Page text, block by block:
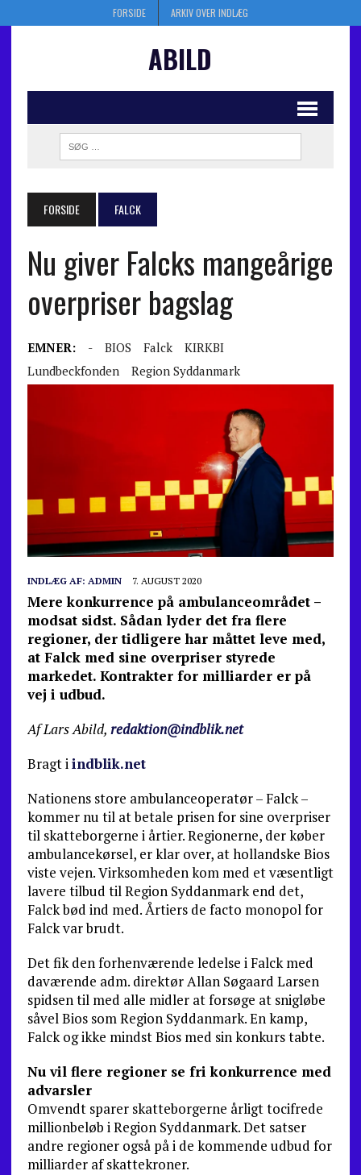
FORSIDE ARKIV OVER INDLÆG
ABILD
FORSIDE FALCK
Nu giver Falcks mangeårige
overpriser bagslag
EMNER: - BIOS Falck
KIRKBI
Lundbeckfonden
Region Syddanmark
INDLÆG AF: ADMIN 7. AUGUST 2020
Mere konkurrence på ambulanceområdet –
modsat sidst. Sådan lyder det fra flere
regioner, der tidligere har måttet leve med,
at Falck med sine overpriser styrede
markedet. Kontrakter for milliarder er på
vej i udbud.
Af Lars Abild, redaktion@indblik.net
Bragt iindblik.net
Nationens store ambulanceoperatør – Falck –
kommer nu til at betale prisen for sine overpriser
til skatteborgerne i årtier. Regionerne, der køber
ambulancekørsel, er klar over, at hollandske Bios
viste vejen. Virksomheden kom med et væsentligt
lavere tilbud til Region Syddanmark end det,
Falck bød ind med. Årtiers de facto monopol for
Falck var brudt.
Det fik den forhenværende ledelse i Falck med
daværende adm. direktør Allan Søgaard Larsen
spidsen til med alle midler at forsøge at snigløbe
såvel Bios som Region Syddanmark. En kamp,
Falck og ikke mindst Bios med sin konkurs tabte.
Nu vil flere regioner se fri konkurrence med
advarsler
Omvendt sparer skatteborgerne årligt tocifrede
millionbeløb i Region Syddanmark. Det satser
andre regioner også på i de kommende udbud for
milliarder af skattekroner.